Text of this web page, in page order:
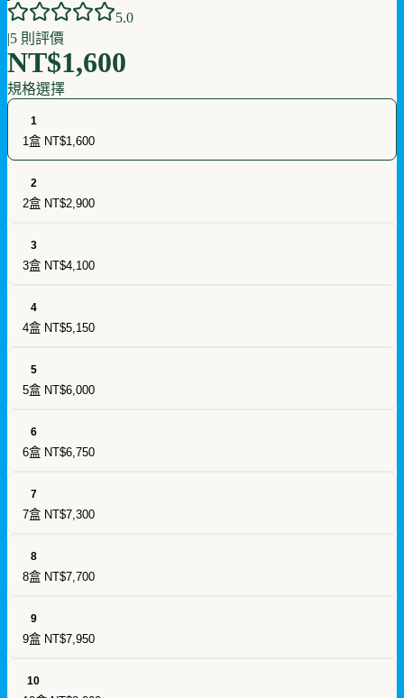
5.0
|5 則評價
NT$1,600
規格選擇
1
1盒 NT$1,600
2
2盒 NT$2,900
3
3盒 NT$4,100
4
4盒 NT$5,150
5
5盒 NT$6,000
6
6盒 NT$6,750
7
7盒 NT$7,300
8
8盒 NT$7,700
9
9盒 NT$7,950
10